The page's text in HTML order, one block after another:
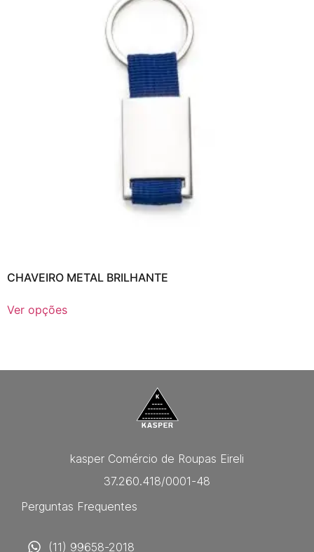
CHAVEIRO METAL BRILHANTE
Ver opções
kasper Comércio de Roupas Eireli
37.260.418/0001-48
Perguntas Frequentes
(11) 99658-2018